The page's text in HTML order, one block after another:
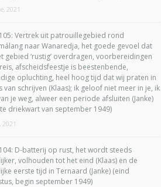
2021
Vertrek uit patrouillegebied rond
naar Wanaredja, het goede gevoel dat
gebied ‘rustig’ overdragen, voorbereidingen
afscheidsfeestje is beestenbende,
opluchting, heel hoog tijd dat wij praten in
van schrijven (Klaas); ik geloof niet meer in je, ik
je weg, alweer een periode afsluiten (Janke)
driekwart van september 1949)
2021
D-batterij op rust, het wordt steeds
volhouden tot het eind (Klaas) en de
eerste tijd in Ternaard (Janke) (eind
begin september 1949)